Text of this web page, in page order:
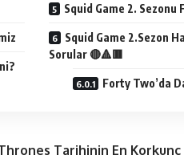
Squid Game 2. Sezonu
Squid Game 2.Sezon
Sorular 🔴🔺🟥
Forty Two’da
Tarihinin En Korkunç